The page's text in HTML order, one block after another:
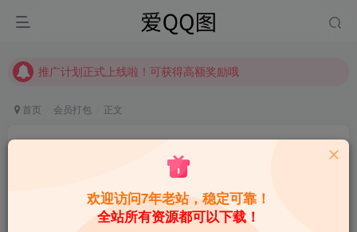
推广计划正式上线啦！可获得高额奖励哦
推广计划正式上线啦！可获得高额奖励哦
首页 会员打包 正文
4个月前更新
0 6.3W+
欢迎访问7年老站，稳定可靠！
全站所有资源都可以下载！